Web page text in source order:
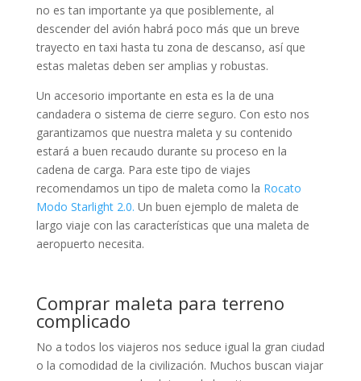
no es tan importante ya que posiblemente, al
descender del avión habrá poco más que un breve
trayecto en taxi hasta tu zona de descanso, así que
estas maletas deben ser amplias y robustas.
Un accesorio importante en esta es la de una
candadera o sistema de cierre seguro. Con esto nos
garantizamos que nuestra maleta y su contenido
estará a buen recaudo durante su proceso en la
cadena de carga. Para este tipo de viajes
recomendamos un tipo de maleta como la Rocato
Modo Starlight 2.0. Un buen ejemplo de maleta de
largo viaje con las características que una maleta de
aeropuerto necesita.
Comprar maleta para terreno
complicado
No a todos los viajeros nos seduce igual la gran ciudad
o la comodidad de la civilización. Muchos buscan viajar